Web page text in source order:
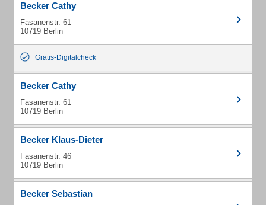
Becker Cathy
Fasanenstr. 61
10719 Berlin
Gratis-Digitalcheck
Becker Cathy
Fasanenstr. 61
10719 Berlin
Becker Klaus-Dieter
Fasanenstr. 46
10719 Berlin
Becker Sebastian